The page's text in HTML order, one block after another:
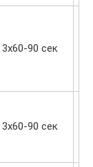
3х60-90 сек
3х60-90 сек